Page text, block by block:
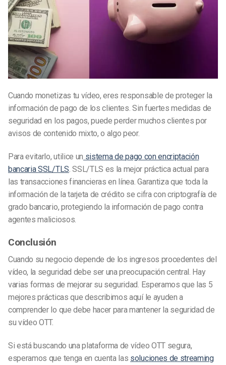
Cuando monetizas tu vídeo, eres responsable de proteger la
información de pago de los clientes. Sin fuertes medidas de
seguridad en los pagos, puede perder muchos clientes por
avisos de contenido mixto, o algo peor.
Para evitarlo, utilice un sistema de pago con encriptación
bancaria SSL/TLS. SSL/TLS es la mejor práctica actual para
las transacciones financieras en línea. Garantiza que toda la
información de la tarjeta de crédito se cifra con criptografía de
grado bancario, protegiendo la información de pago contra
agentes maliciosos.
Conclusión
Cuando su negocio depende de los ingresos procedentes del
vídeo, la seguridad debe ser una preocupación central. Hay
varias formas de mejorar su seguridad. Esperamos que las 5
mejores prácticas que describimos aquí le ayuden a
comprender lo que debe hacer para mantener la seguridad de
su vídeo OTT.
Si está buscando una plataforma de vídeo OTT segura,
esperamos que tenga en cuenta las soluciones de streaming